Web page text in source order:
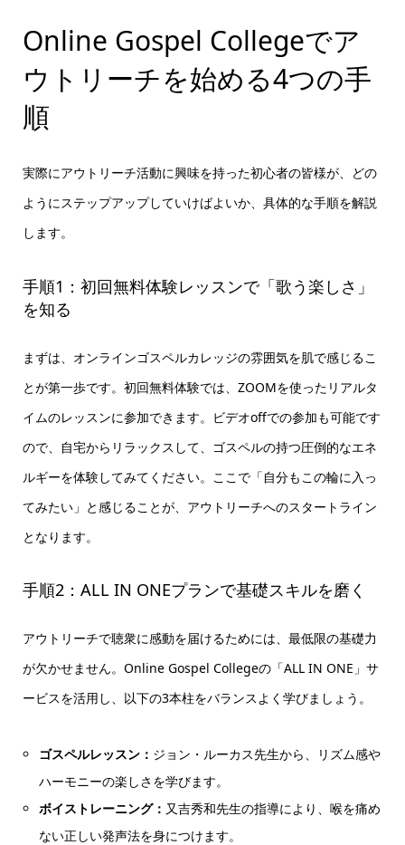
Online Gospel Collegeでア
ウトリーチを始める4つの手
順
実際にアウトリーチ活動に興味を持った初心者の皆様が、どの
ようにステップアップしていけばよいか、具体的な手順を解説
します。
手順1：初回無料体験レッスンで「歌う楽しさ」
を知る
まずは、オンラインゴスペルカレッジの雰囲気を肌で感じるこ
とが第一歩です。初回無料体験では、ZOOMを使ったリアルタ
イムのレッスンに参加できます。ビデオoffでの参加も可能です
ので、自宅からリラックスして、ゴスペルの持つ圧倒的なエネ
ルギーを体験してみてください。ここで「自分もこの輪に入っ
てみたい」と感じることが、アウトリーチへのスタートライン
となります。
手順2：ALL IN ONEプランで基礎スキルを磨く
アウトリーチで聴衆に感動を届けるためには、最低限の基礎力
が欠かせません。Online Gospel Collegeの「ALL IN ONE」サ
ービスを活用し、以下の3本柱をバランスよく学びましょう。
ゴスペルレッスン： ジョン・ルーカス先生から、リズム感や
ハーモニーの楽しさを学びます。
ボイストレーニング： 又吉秀和先生の指導により、喉を痛め
ない正しい発声法を身につけます。